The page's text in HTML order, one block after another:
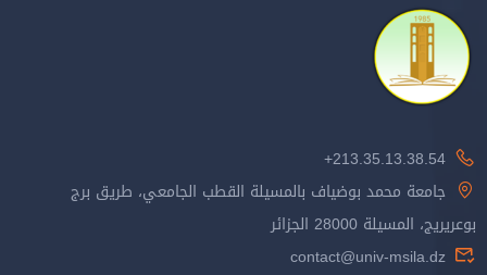
213.35.13.38.54+
جامعة محمد بوضياف بالمسيلة القطب الجامعي، طريق برج
بوعريريج، المسيلة 28000 الجزائر
contact@univ-msila.dz